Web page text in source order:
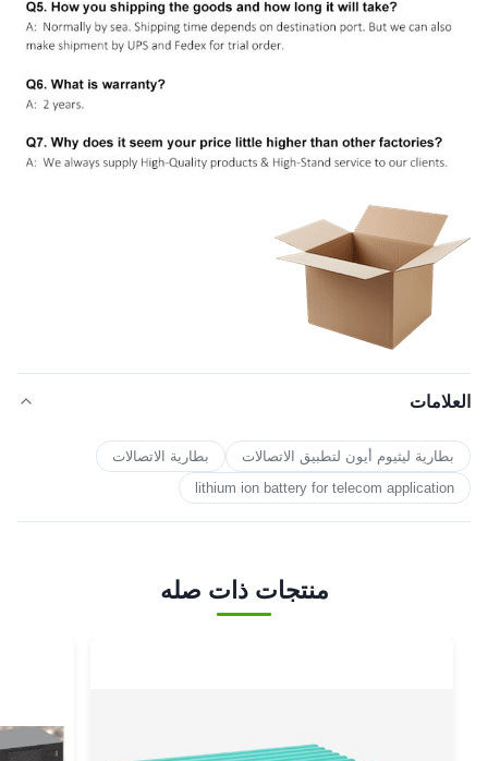
العلامات
بطارية ليثيوم أيون لتطبيق الاتصالات
بطارية الاتصالات
lithium ion battery for telecom application
منتجات ذات صله